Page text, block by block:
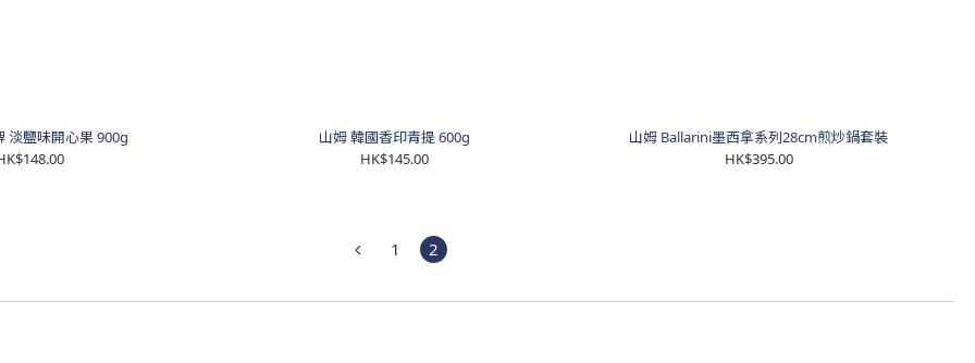
淡鹽味開心果 900g
山姆 韓國香印青提 600g
HK$145.00
山姆 Ballarini墨西拿系列28cm煎炒鍋套裝
HK$395.00
1 2